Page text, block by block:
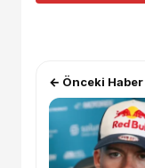
← Önceki Haber